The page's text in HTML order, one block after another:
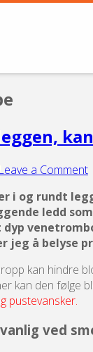
Leave a Comment
i og rundt
ledd
jeg å belyse
kan hindre
kan den følge
pustevansker.
ved